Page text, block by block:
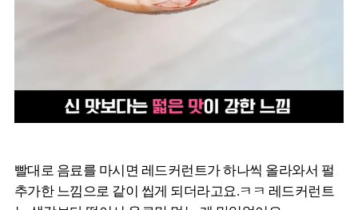
빨대로 음료를 마시면 레드커런트가 하나씩 올라와서 펄
추가한 느낌으로 같이 씹게 되더라고요.ㅋㅋ 레드커런트